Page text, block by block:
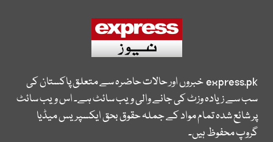
express.pkخبروں اور حالات حاضرہ سے متعلق پاکستان کی
سب سے زیادہ وزٹ کی جانے والی ویب سائٹ ہے۔ اس ویب سائٹ
پر شائع شدہ تمام مواد کے جملہ حقوق بحق ایکسپریس میڈیا
گروپ محفوظ ہیں۔